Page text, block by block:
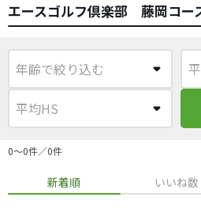
エースゴルフ倶楽部 藤岡コー
0〜0件／0件
新着順 いいね数